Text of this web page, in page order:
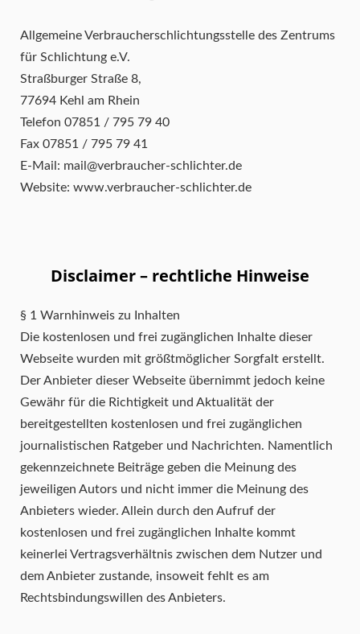
Allgemeine Verbraucherschlichtungsstelle des Zentrums
für Schlichtung e.V.
Straßburger Straße 8,
77694 Kehl am Rhein
Telefon 07851 / 795 79 40
Fax 07851 / 795 79 41
E-Mail: mail@verbraucher-schlichter.de
Website: www.verbraucher-schlichter.de
Disclaimer – rechtliche Hinweise
§ 1 Warnhinweis zu Inhalten
Die kostenlosen und frei zugänglichen Inhalte dieser
Webseite wurden mit größtmöglicher Sorgfalt erstellt.
Der Anbieter dieser Webseite übernimmt jedoch keine
Gewähr für die Richtigkeit und Aktualität der
bereitgestellten kostenlosen und frei zugänglichen
journalistischen Ratgeber und Nachrichten. Namentlich
gekennzeichnete Beiträge geben die Meinung des
jeweiligen Autors und nicht immer die Meinung des
Anbieters wieder. Allein durch den Aufruf der
kostenlosen und frei zugänglichen Inhalte kommt
keinerlei Vertragsverhältnis zwischen dem Nutzer und
dem Anbieter zustande, insoweit fehlt es am
Rechtsbindungswillen des Anbieters.